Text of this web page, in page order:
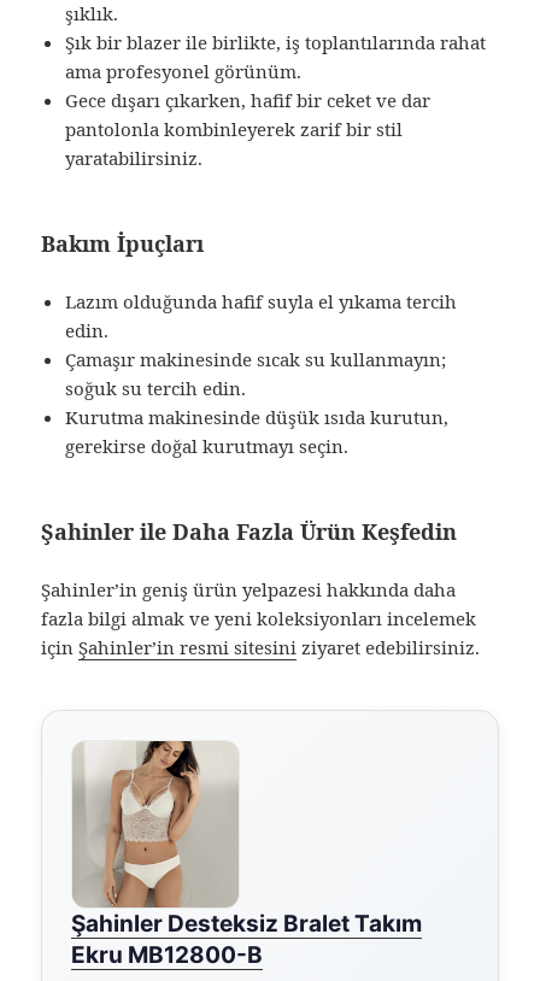
şıklık.
Şık bir blazer ile birlikte, iş toplantılarında rahat
ama profesyonel görünüm.
Gece dışarı çıkarken, hafif bir ceket ve dar
pantolonla kombinleyerek zarif bir stil
yaratabilirsiniz.
Bakım İpuçları
Lazım olduğunda hafif suyla el yıkama tercih
edin.
Çamaşır makinesinde sıcak su kullanmayın;
soğuk su tercih edin.
Kurutma makinesinde düşük ısıda kurutun,
gerekirse doğal kurutmayı seçin.
Şahinler ile Daha Fazla Ürün Keşfedin
Şahinler’in geniş ürün yelpazesi hakkında daha
fazla bilgi almak ve yeni koleksiyonları incelemek
içinŞahinler’in resmi sitesini ziyaret edebilirsiniz.
Şahinler Desteksiz Bralet Takım
Ekru MB12800-B